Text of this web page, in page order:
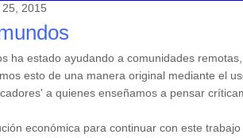
2015
ha estado ayudando a comunidades
esto de una manera original mediante el
a quienes enseñamos a pensar
económica para continuar con este